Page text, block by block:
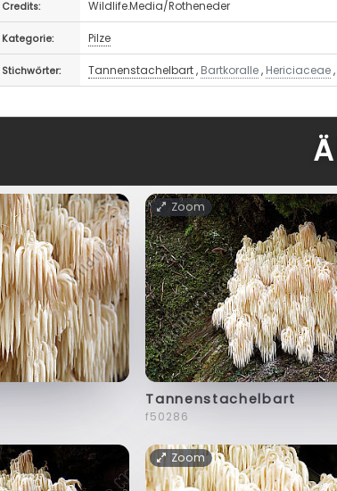
Credits: Wildlife.Media/Rotheneder
Kategorie: Pilze
Stichwörter: Tannenstachelbart, Bartkoralle, Hericiaceae
Zoom
Tannenstachelbart
f50286
Zoom